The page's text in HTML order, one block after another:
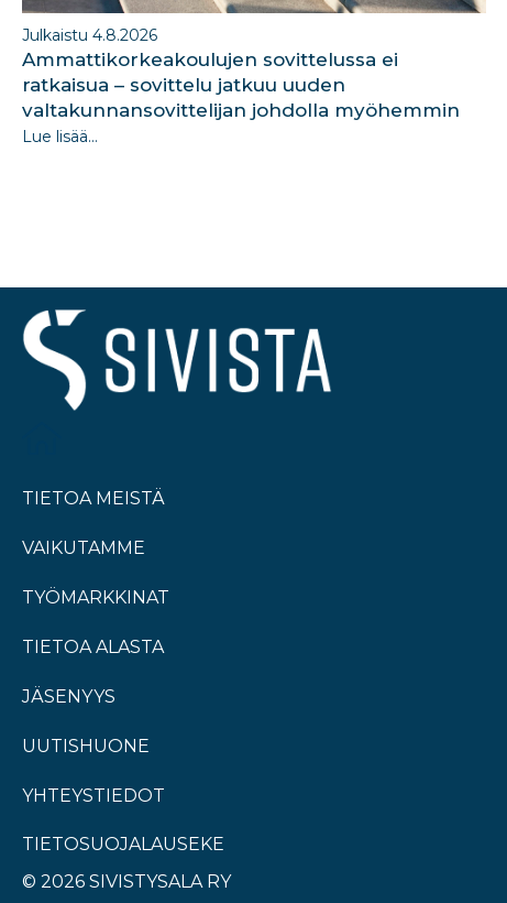
Julkaistu 4.8.2026
Ammattikorkeakoulujen sovittelussa ei
ratkaisua – sovittelu jatkuu uuden
valtakunnansovittelijan johdolla myöhemmin
Lue lisää...
TIETOA MEISTÄ
VAIKUTAMME
TYÖMARKKINAT
TIETOA ALASTA
JÄSENYYS
UUTISHUONE
YHTEYSTIEDOT
TIETOSUOJALAUSEKE
© 2026 SIVISTYSALA RY